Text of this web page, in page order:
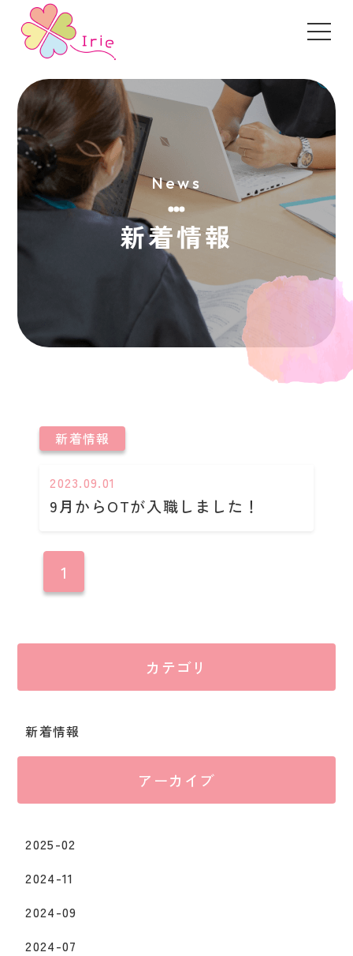
News
新着情報
新着情報
2023.09.01
9月からOTが入職しました！
1
カテゴリ
新着情報
アーカイブ
2025-02
2024-11
2024-09
2024-07